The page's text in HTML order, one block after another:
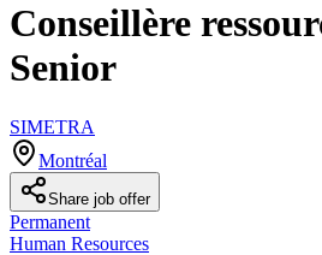
Conseillère
Senior
SIMETRA
Montréal
Share job offer
Permanent
Human Resources